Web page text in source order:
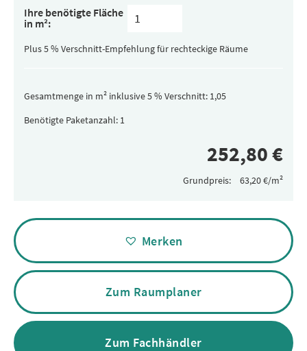
Inhalt
pro
Paket
Ihre benötigte Fläche
in m²:
Plus 5 % Verschnitt-Empfehlung für rechteckige Räume
Gesamtmenge in m² inklusive 5 % Verschnitt:
Benötigte Paketanzahl:
Grundpreis:
Alternative:
Merken
Zum Raumplaner
Zum Fachhändler